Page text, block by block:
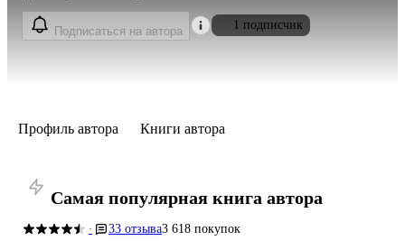
Подписаться на автора 1 подписчик
Профиль автора Книги автора
Самая популярная книга автора
· 33 отзыва3 618 покупок